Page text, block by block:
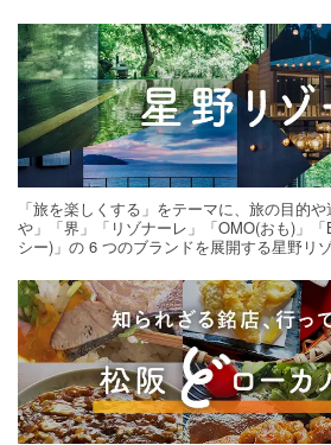
「旅を楽しくする」をテーマに、旅の目的
や」「界」「リゾナーレ」「OMO(おも)」
シー)」の 6 つのブランドを展開する星野リ